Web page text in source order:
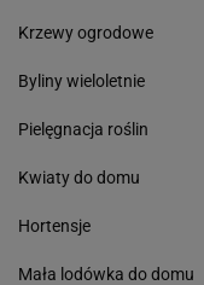
Krzewy ogrodowe
Byliny wieloletnie
Pielęgnacja roślin
Kwiaty do domu
Hortensje
Mała lodówka do domu